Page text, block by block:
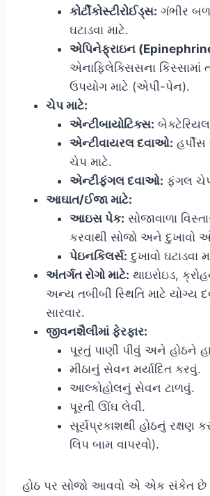
કોર્ટીકોસ્ટીરોઈડ્સ: ગંભીર
ઘટાડવા માટે.
એપિનેફ્રાઇન
એનાફિલેક્સિસના કિસ્સામાં
ઉપયોગ માટે (એપી-પેન).
ચેપ માટે:
એન્ટીબાયોટિક્સ:
એન્ટીવાયરલ દવાઓ:
ચેપ માટે.
એન્ટીફંગલ દવાઓ: ફંગલ
આઘાત/ઈજા માટે:
આઇસ પેક: સોજાવાળા
કરવાથી સોજો અને દુખાવો
પેઇનકિલર્સ: દુખાવો ઘટાડવા
અંતર્ગત રોગો માટે: થાઇરોઇડ,
અન્ય તબીબી સ્થિતિ માટે
સારવાર.
જીવનશૈલીમાં ફેરફાર:
પૂરતું પાણી પીવું અને હોઠને
મીઠાનું સેવન મર્યાદિત કરવું.
આલ્કોહોલનું સેવન ટાળવું.
પૂરતી ઊંઘ લેવી.
સૂર્યપ્રકાશથી હોઠનું રક્ષણ
લિપ બામ વાપરવો).
હોઠ પર સોજો આવવો એ એક સંકેત છે કે